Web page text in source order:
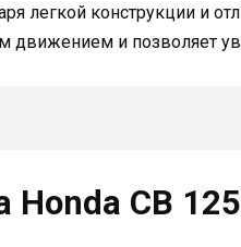
легкой конструкции и
движением и позволяет
Honda CB